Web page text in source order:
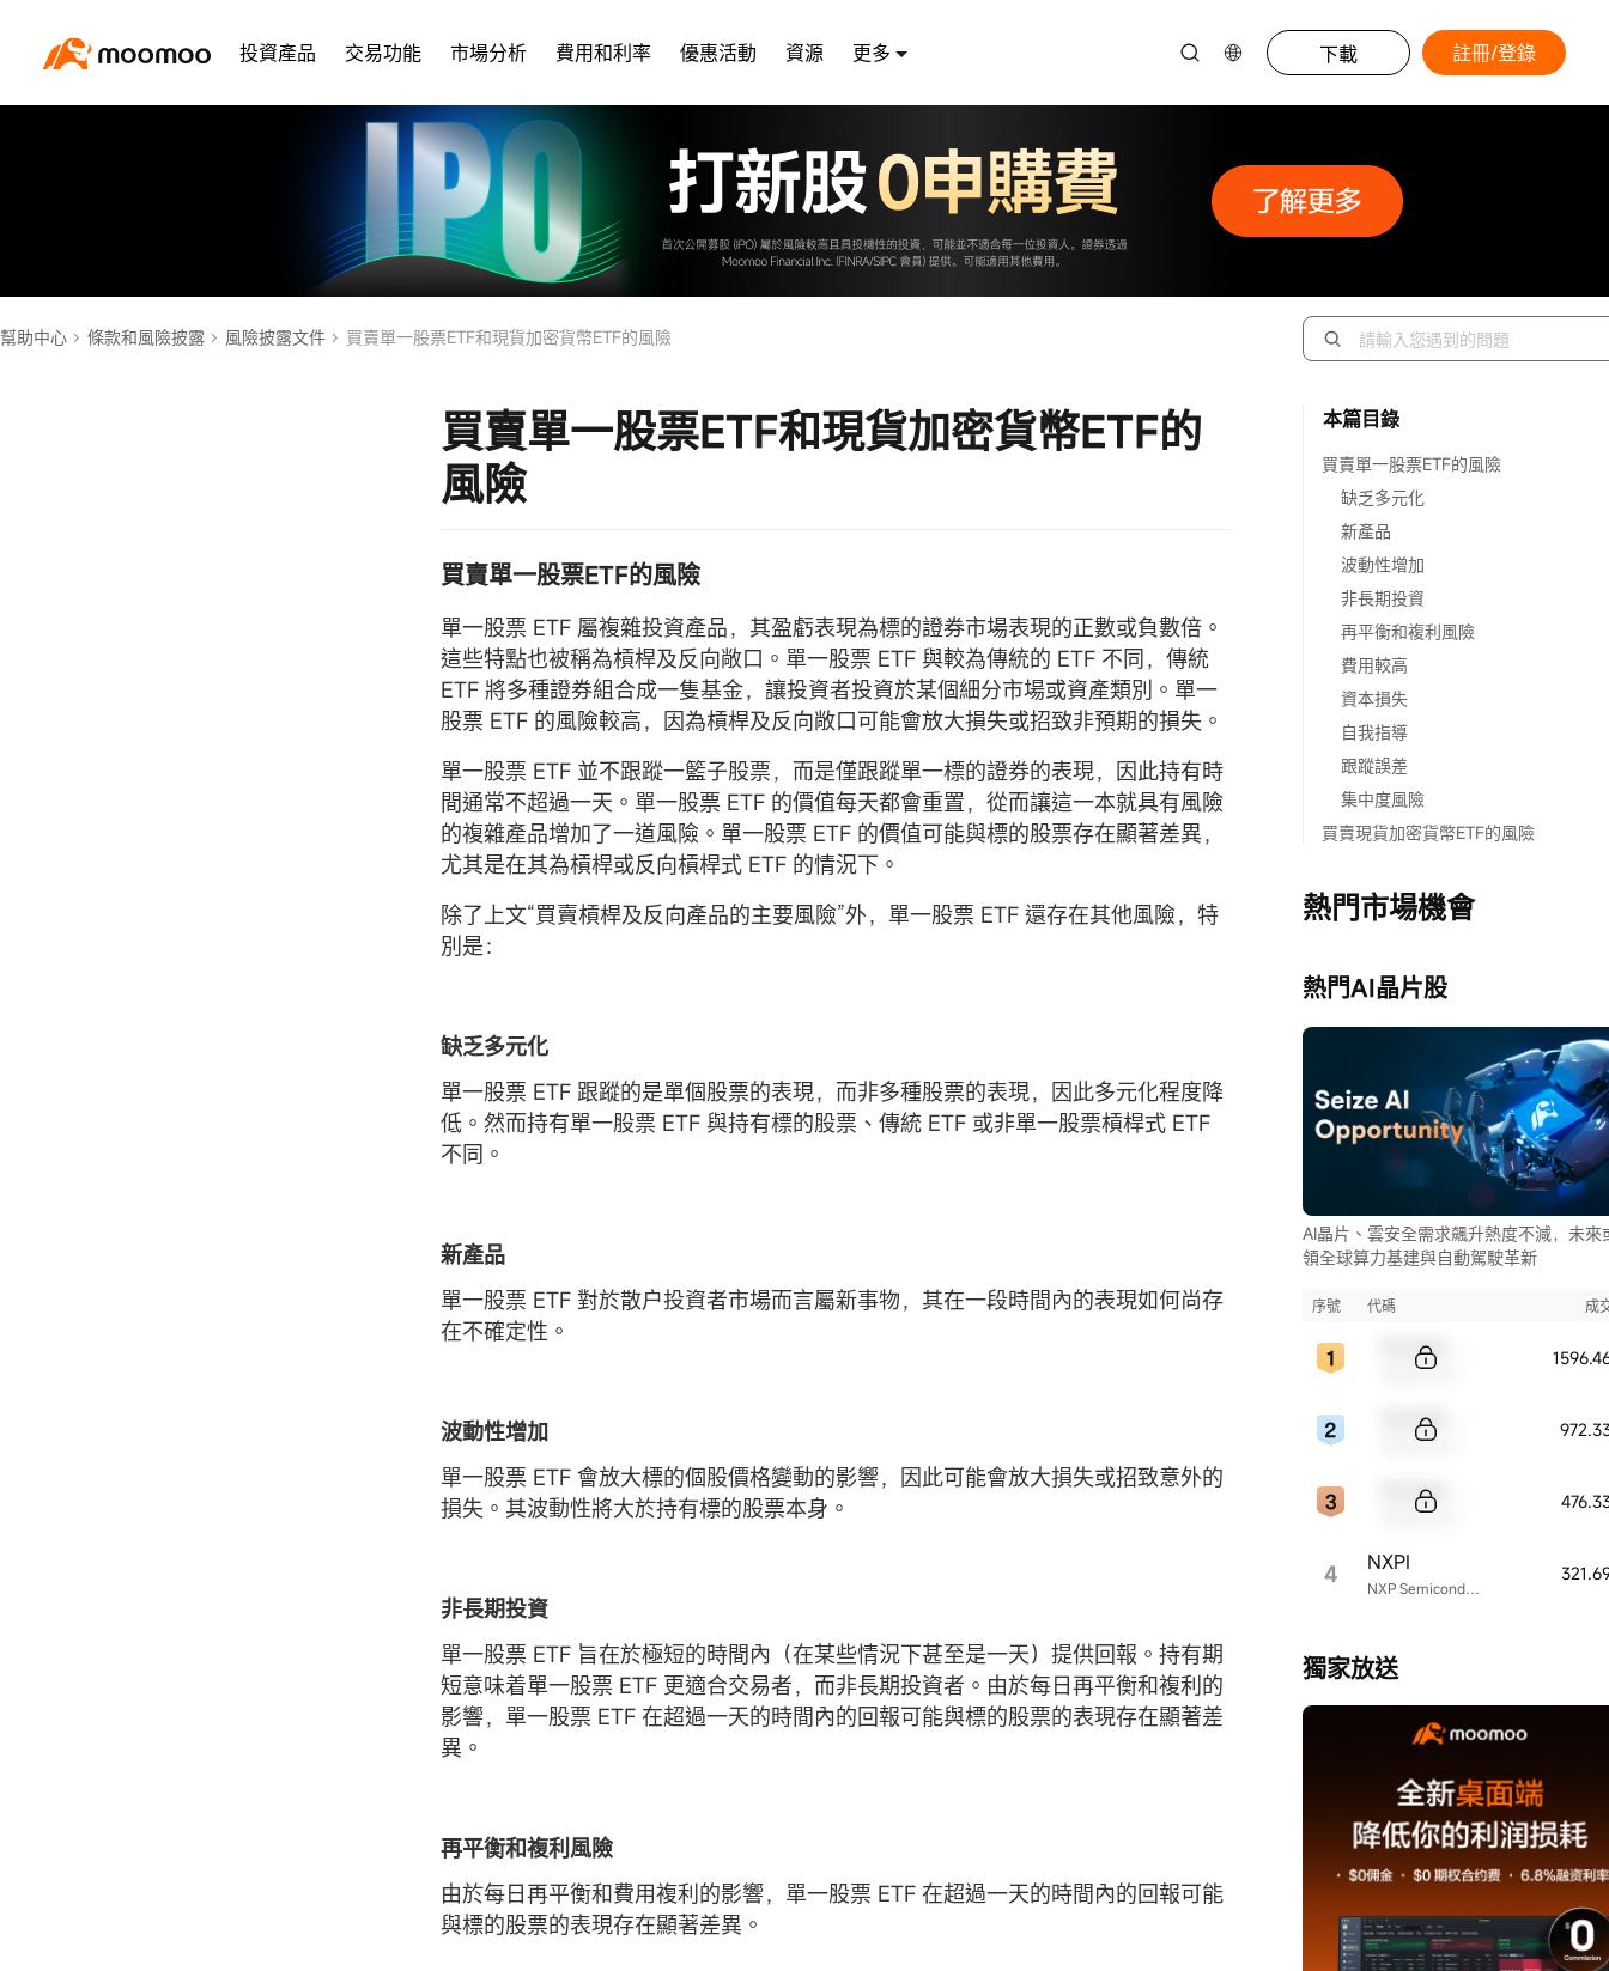
投資產品 交易功能 市場分析 費用和利率 優惠活動 資源 更多 下載 註冊/登錄
幫助中心 條款和風險披露 風險披露文件 買賣單一股票ETF和現貨加密貨幣ETF的風險
買賣單一股票ETF和現貨加密貨幣ETF的
風險
買賣單一股票ETF的風險
單一股票 ETF 屬複雜投資產品，其盈虧表現為標的證券市場表現的正數或負數倍。
這些特點也被稱為槓桿及反向敞口。單一股票 ETF 與較為傳統的 ETF 不同，傳統
ETF 將多種證券組合成一隻基金，讓投資者投資於某個細分市場或資產類別。單一
股票 ETF 的風險較高，因為槓桿及反向敞口可能會放大損失或招致非預期的損失。
單一股票 ETF 並不跟蹤一籃子股票，而是僅跟蹤單一標的證券的表現，因此持有時
間通常不超過一天。單一股票 ETF 的價值每天都會重置，從而讓這一本就具有風險
的複雜產品增加了一道風險。單一股票 ETF 的價值可能與標的股票存在顯著差異，
尤其是在其為槓桿或反向槓桿式 ETF 的情況下。
除了上文“買賣槓桿及反向產品的主要風險”外，單一股票 ETF 還存在其他風險，特
別是：
缺乏多元化
單一股票 ETF 跟蹤的是單個股票的表現，而非多種股票的表現，因此多元化程度降
低。然而持有單一股票 ETF 與持有標的股票、傳統 ETF 或非單一股票槓桿式 ETF
不同。
新產品
單一股票 ETF 對於散户投資者市場而言屬新事物，其在一段時間內的表現如何尚存
在不確定性。
波動性增加
單一股票 ETF 會放大標的個股價格變動的影響，因此可能會放大損失或招致意外的
損失。其波動性將大於持有標的股票本身。
非長期投資
單一股票 ETF 旨在於極短的時間內（在某些情況下甚至是一天）提供回報。持有期
短意味着單一股票 ETF 更適合交易者，而非長期投資者。由於每日再平衡和複利的
影響，單一股票 ETF 在超過一天的時間內的回報可能與標的股票的表現存在顯著差
異。
再平衡和複利風險
由於每日再平衡和費用複利的影響，單一股票 ETF 在超過一天的時間內的回報可能
與標的股票的表現存在顯著差異。
本篇目錄
買賣單一股票ETF的風險
缺乏多元化
新產品
波動性增加
非長期投資
再平衡和複利風險
費用較高
資本損失
自我指導
跟蹤誤差
集中度風險
買賣現貨加密貨幣ETF的風險
熱門市場機會
熱門AI晶片股
AI晶片、雲安全需求飆升熱度不減，未來
領全球算力基建與自動駕駛革新
序號 代碼 成
4 NXP Semiconductors
NXPI
獨家放送